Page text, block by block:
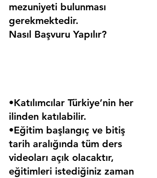
mezuniyeti bulunması
gerekmektedir.
Nasıl Başvuru Yapılır?
•Katılımcılar Türkiye’nin her
ilinden katılabilir.
•Eğitim başlangıç ve bitiş
tarih aralığında tüm ders
videoları açık olacaktır,
eğitimleri istediğiniz zaman